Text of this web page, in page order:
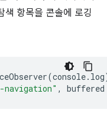
색 항목을 콘솔에 로깅
(console. log
, buffered